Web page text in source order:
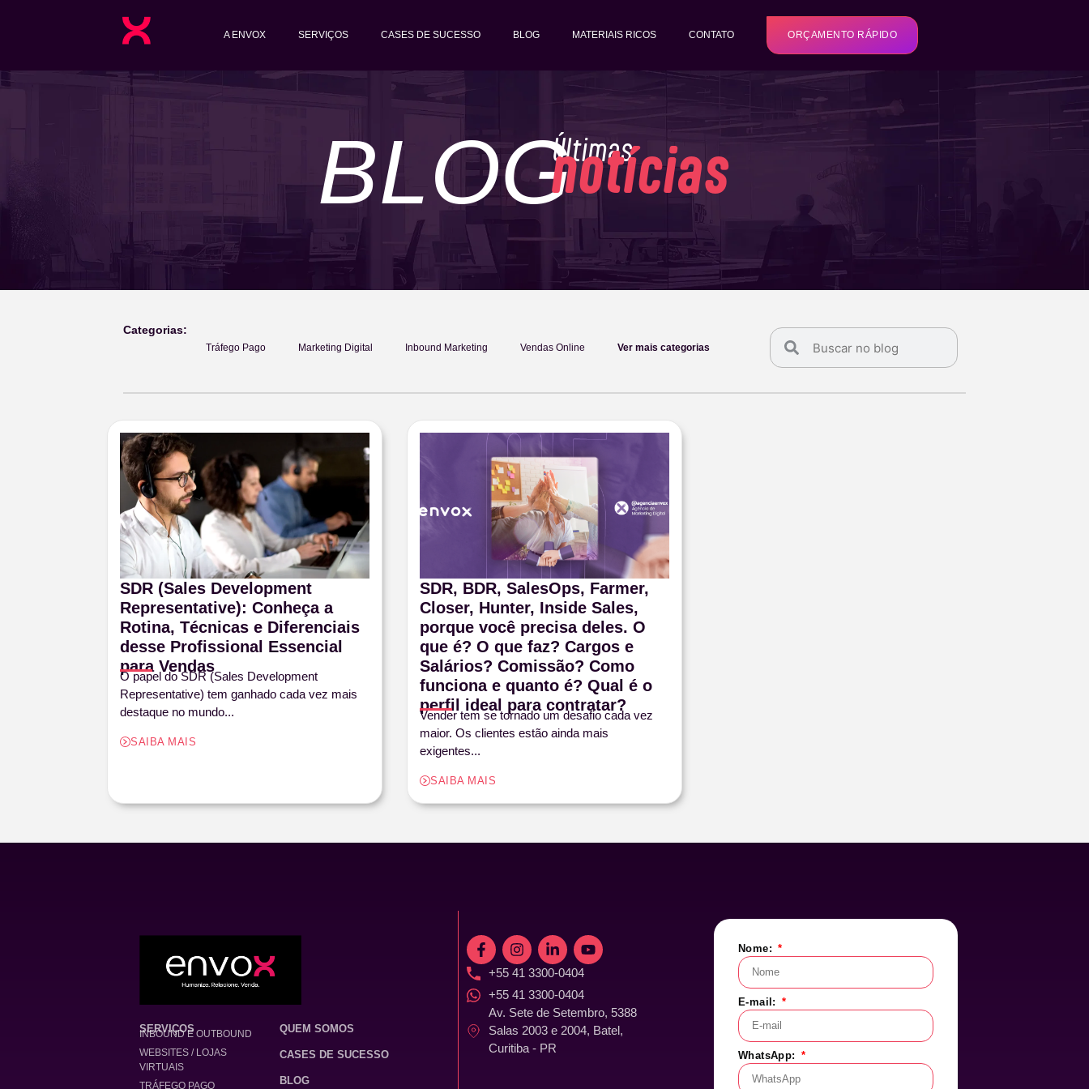
A ENVOX SERVIÇOS CASES DE SUCESSO BLOG MATERIAIS RICOS CONTATO ORÇAMENTO RÁPIDO
BLOGÚltimas
notícias
Categorias:
Tráfego Pago Marketing Digital Inbound Marketing Vendas Online Ver mais categorias
SDR (Sales Development
Representative): Conheça a
Rotina, Técnicas e Diferenciais
desse Profissional Essencial
para Vendas
O papel do SDR (Sales Development
Representative) tem ganhado cada vez mais
destaque no mundo...
SAIBA MAIS
SDR, BDR, SalesOps, Farmer,
Closer, Hunter, Inside Sales,
porque você precisa deles. O
que é? O que faz? Cargos e
Salários? Comissão? Como
funciona e quanto é? Qual é o
perfil ideal para contratar?
Vender tem se tornado um desafio cada vez
maior. Os clientes estão ainda mais
exigentes...
SAIBA MAIS
SERVIÇOS
INBOUND E OUTBOUND
WEBSITES / LOJAS
VIRTUAIS
TRÁFEGO PAGO
QUEM SOMOS
CASES DE SUCESSO
BLOG
+55 41 3300-0404
+55 41 3300-0404
Av. Sete de Setembro, 5388
Salas 2003 e 2004, Batel,
Curitiba - PR
Nome:
E-mail:
WhatsApp: